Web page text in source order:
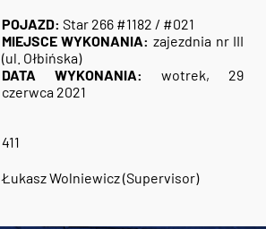
POJAZD: Star 266 #1182 / #021
MIEJSCE WYKONANIA: zajezdnia nr III
(ul. Ołbińska)
DATA WYKONANIA: wotrek, 29
czerwca 2021
411
Łukasz Wolniewicz (Supervisor)